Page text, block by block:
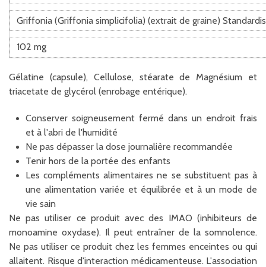
Griffonia (Griffonia simplicifolia) (extrait de graine)
102 mg
Gélatine (capsule), Cellulose, stéarate de Magnésium et
triacetate de glycérol (enrobage entérique).
Conserver soigneusement fermé dans un endroit frais
et à l'abri de l'humidité
Ne pas dépasser la dose journalière recommandée
Tenir hors de la portée des enfants
Les compléments alimentaires ne se substituent pas à
une alimentation variée et équilibrée et à un mode de
vie sain
Ne pas utiliser ce produit avec des IMAO (inhibiteurs de
monoamine oxydase). Il peut entraîner de la somnolence.
Ne pas utiliser ce produit chez les femmes enceintes ou qui
allaitent. Risque d'interaction médicamenteuse. L'association